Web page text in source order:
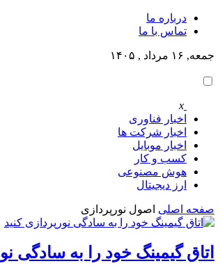
درباره ما
تماس با ما
جمعه, ۱۶ مرداد , ۱۴۰۵
x
اخبار فناوری
اخبار شرکت ها
اخبار موبایل
کسب و کار
هوش مصنوعی
ارز دیجیتال
صفحه اصلی اصول نورپردازی
اتاق گیمینگ خود را به سادگی